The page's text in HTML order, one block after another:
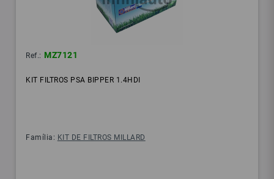
Ref.: MZ7121
KIT FILTROS PSA BIPPER 1.4HDI
Família: KIT DE FILTROS MILLARD